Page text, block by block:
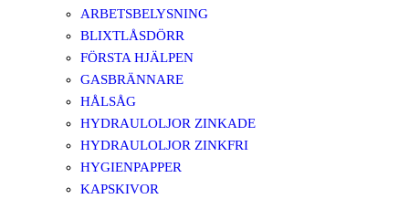
ARBETSBELYSNING
BLIXTLÅSDÖRR
FÖRSTA HJÄLPEN
GASBRÄNNARE
HÅLSÅG
HYDRAULOLJOR ZINKADE
HYDRAULOLJOR ZINKFRI
HYGIENPAPPER
KAPSKIVOR